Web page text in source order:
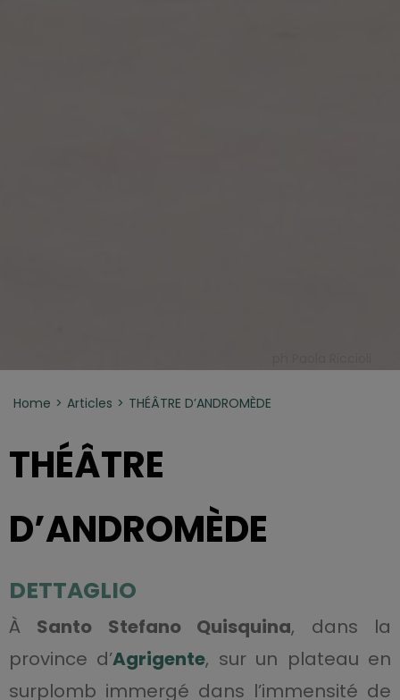
Home Articles THÉÂTRE D’ANDROMÈDE
THÉÂTRE
D’ANDROMÈDE
DETTAGLIO
À Santo Stefano Quisquina, dans la
province d’Agrigente, sur un plateau en
surplomb immergé dans l’immensité de